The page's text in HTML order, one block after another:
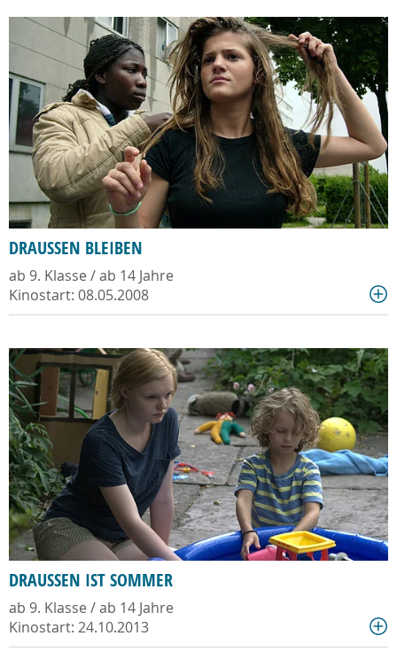
DRAUSSEN BLEIBEN
ab 9. Klasse / ab 14 Jahre
Kinostart: 08.05.2008
DRAUSSEN IST SOMMER
ab 9. Klasse / ab 14 Jahre
Kinostart: 24.10.2013